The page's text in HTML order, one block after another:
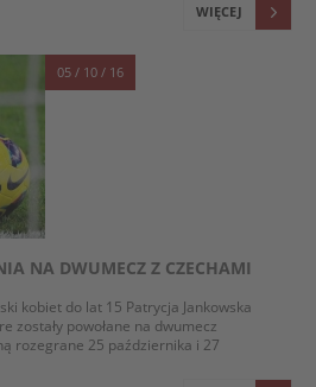
WIĘCEJ
05 / 10 / 16
NA DWUMECZ Z CZECHAMI
kobiet do lat 15 Patrycja Jankowska
zostały powołane na dwumecz
rozegrane 25 października i 27